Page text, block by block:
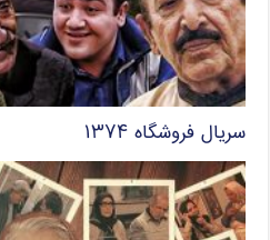
سریال فروشگاه ۱۳۷۴